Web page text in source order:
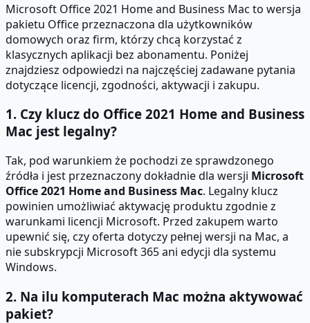
Microsoft Office 2021 Home and Business Mac to wersja
pakietu Office przeznaczona dla użytkowników
domowych oraz firm, którzy chcą korzystać z
klasycznych aplikacji bez abonamentu. Poniżej
znajdziesz odpowiedzi na najczęściej zadawane pytania
dotyczące licencji, zgodności, aktywacji i zakupu.
1. Czy klucz do Office 2021 Home and Business
Mac jest legalny?
Tak, pod warunkiem że pochodzi ze sprawdzonego
źródła i jest przeznaczony dokładnie dla wersji Microsoft
Office 2021 Home and Business Mac. Legalny klucz
powinien umożliwiać aktywację produktu zgodnie z
warunkami licencji Microsoft. Przed zakupem warto
upewnić się, czy oferta dotyczy pełnej wersji na Mac, a
nie subskrypcji Microsoft 365 ani edycji dla systemu
Windows.
2. Na ilu komputerach Mac można aktywować
pakiet?